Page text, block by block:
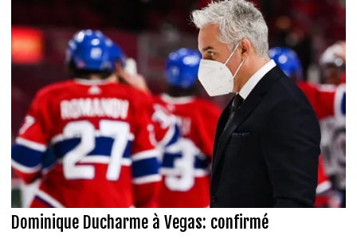
Dominique Ducharme à Vegas: confirmé